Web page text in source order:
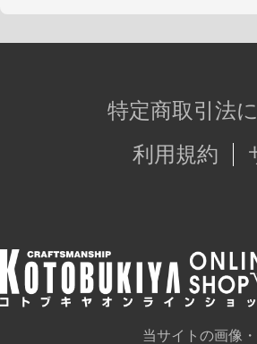
特定商取引法
利用規約
当サイトの画像